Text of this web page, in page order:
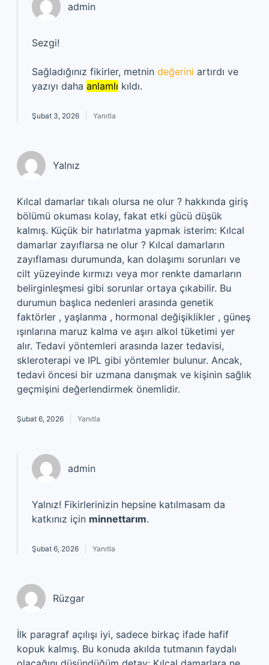
admin
Sezgi!
Sağladığınız fikirler, metnin değerini artırdı ve
yazıyı daha anlamlı kıldı.
Şubat 3, 2026 Yanıtla
Yalnız
Kılcal damarlar tıkalı olursa ne olur ? hakkında giriş
bölümü okuması kolay, fakat etki gücü düşük
kalmış. Küçük bir hatırlatma yapmak isterim: Kılcal
damarlar zayıflarsa ne olur ? Kılcal damarların
zayıflaması durumunda, kan dolaşımı sorunları ve
cilt yüzeyinde kırmızı veya mor renkte damarların
belirginleşmesi gibi sorunlar ortaya çıkabilir. Bu
durumun başlıca nedenleri arasında genetik
faktörler , yaşlanma , hormonal değişiklikler , güneş
ışınlarına maruz kalma ve aşırı alkol tüketimi yer
alır. Tedavi yöntemleri arasında lazer tedavisi,
skleroterapi ve IPL gibi yöntemler bulunur. Ancak,
tedavi öncesi bir uzmana danışmak ve kişinin sağlık
geçmişini değerlendirmek önemlidir.
Şubat 6, 2026 Yanıtla
admin
Yalnız! Fikirlerinizin hepsine katılmasam da
katkınız için minnettarım.
Şubat 6, 2026 Yanıtla
Rüzgar
İlk paragraf açılışı iyi, sadece birkaç ifade hafif
kopuk kalmış. Bu konuda akılda tutmanın faydalı